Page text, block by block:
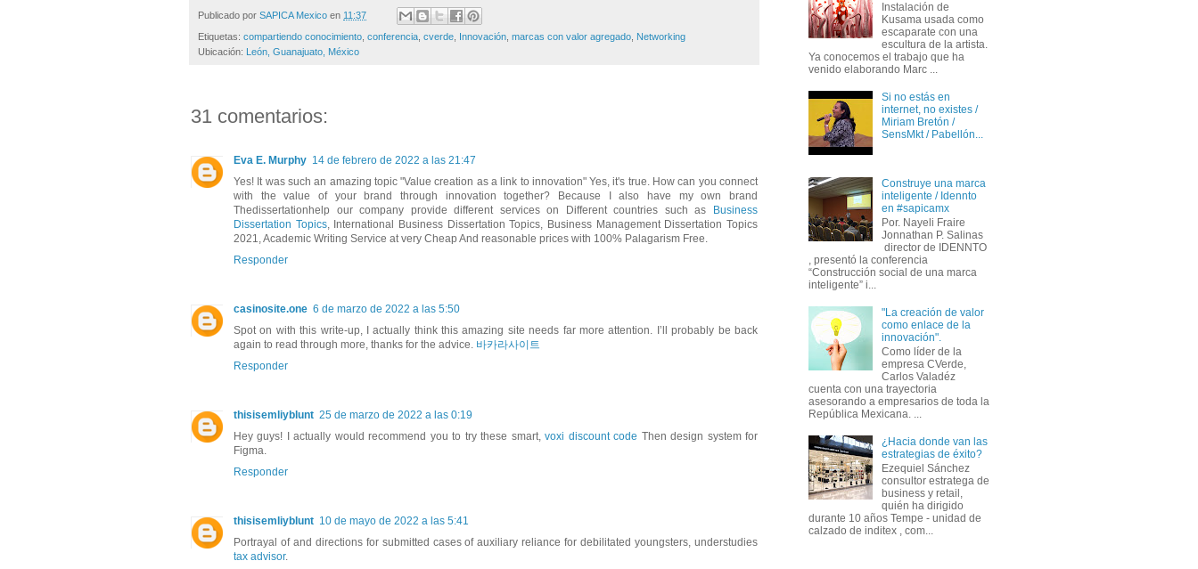
Publicado por SAPICA Mexico en 11:37
Etiquetas: compartiendo conocimiento, conferencia, cverde, Innovación, marcas con valor agregado, Networking
Ubicación: León, Guanajuato, México
31 comentarios:
Eva E. Murphy 14 de febrero de 2022 a las 21:47
Yes! It was such an amazing topic "Value creation as a link to innovation" Yes, it's true. How can you connect
with the value of your brand through innovation together? Because I also have my own brand
Thedissertationhelp our company provide different services on Different countries such as
Business
Dissertation Topics, International Business Dissertation Topics, Business Management Dissertation Topics
2021, Academic Writing Service at very Cheap And reasonable prices with 100% Palagarism Free.
Responder
casinosite.one 6 de marzo de 2022 a las 5:50
Spot on with this write-up, I actually think this amazing site needs far more attention. I’ll probably be back
again to read through more, thanks for the advice. 바카라사이트
Responder
thisisemliyblunt 25 de marzo de 2022 a las 0:19
Hey guys! I actually would recommend you to try these smart,voxi discount code Then design system for
Figma.
Responder
thisisemliyblunt 10 de mayo de 2022 a las 5:41
Portrayal of and directions for submitted cases of auxiliary reliance for debilitated youngsters, understudies
tax advisor.
Instalación de
Kusama usada como
escaparate con una
escultura de la artista.
Ya conocemos el trabajo que ha
venido elaborando Marc ...
Si no estás en
internet, no existes /
Miriam Bretón /
SensMkt / Pabellón...
Construye una marca
inteligente / Idennto
en #sapicamx
Por. Nayeli Fraire
Jonnathan P. Salinas
director de IDENNTO
, presentó la conferencia
“Construcción social de una marca
inteligente” i...
"La creación de valor
como enlace de la
innovación".
Como líder de la
empresa CVerde,
Carlos Valadéz
cuenta con una trayectoria
asesorando a empresarios de toda la
República Mexicana. ...
¿Hacia donde van las
estrategias de éxito?
Ezequiel Sánchez
consultor estratega de
business y retail,
quién ha dirigido
durante 10 años Tempe - unidad de
calzado de inditex , com...